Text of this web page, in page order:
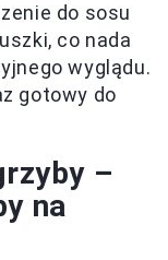
do sosu
co nada
wyglądu.
gotowy do
–
na